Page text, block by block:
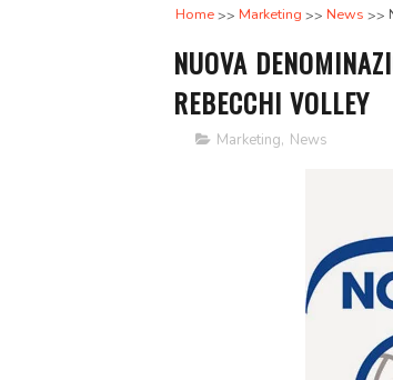
Home Marketing News
NUOVA
REBECCHI VOLLEY
Marketing, News